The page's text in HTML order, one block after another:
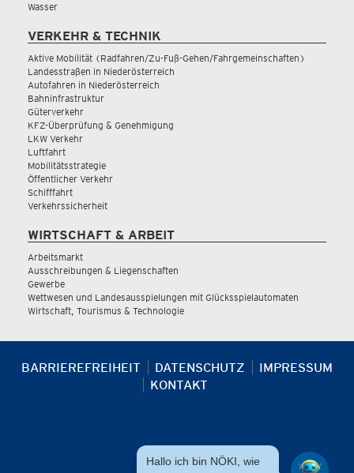
Wasser
VERKEHR & TECHNIK
Aktive Mobilität (Radfahren/Zu-Fuß-Gehen/Fahrgemeinschaften)
Landesstraßen in Niederösterreich
Autofahren in Niederösterreich
Bahninfrastruktur
Güterverkehr
KFZ-Überprüfung & Genehmigung
LKW Verkehr
Luftfahrt
Mobilitätsstrategie
Öffentlicher Verkehr
Schifffahrt
Verkehrssicherheit
WIRTSCHAFT & ARBEIT
Arbeitsmarkt
Ausschreibungen & Liegenschaften
Gewerbe
Wettwesen und Landesausspielungen mit Glücksspielautomaten
Wirtschaft, Tourismus & Technologie
BARRIEREFREIHEIT DATENSCHUTZ
IMPRESSUM
KONTAKT
Hallo ich bin NÖKI, wie